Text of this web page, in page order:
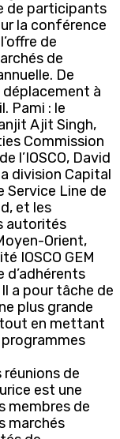
de participants
la conférence
de
de
De
à
Pami : le
Ajit Singh,
Commission
l’IOSCO, David
division Capital
Service Line de
et les
autorités
Orient,
IOSCO GEM
Il a pour tâche de
plus grande
en mettant
de
est une
membres de
marchés